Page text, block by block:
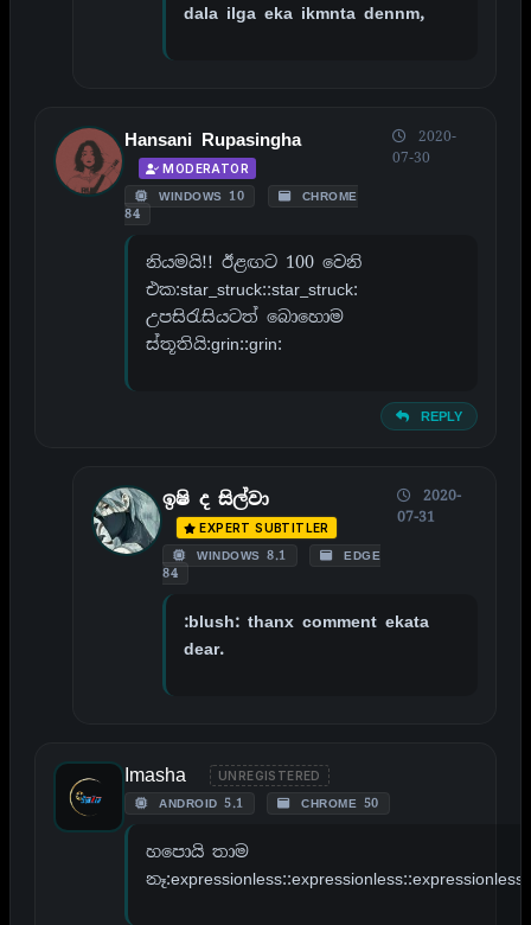
dala ilga eka ikmnta dennm,
Hansani Rupasingha
MODERATOR
WINDOWS 10
CHROME
84
2020-
07-30
නියමයි!! ඊළඟට 100 වෙනි
එක:star_struck::star_struck:
උපසිරැසියටත් බොහොම
ස්තූතියි:grin::grin:
REPLY
ඉෂි ද සිල්වා
EXPERT SUBTITLER
WINDOWS 8.1
EDGE
84
2020-
07-31
:blush: thanx comment ekata
dear.
Imasha UNREGISTERED
ANDROID 5.1 CHROME 50
හපොයි තාම